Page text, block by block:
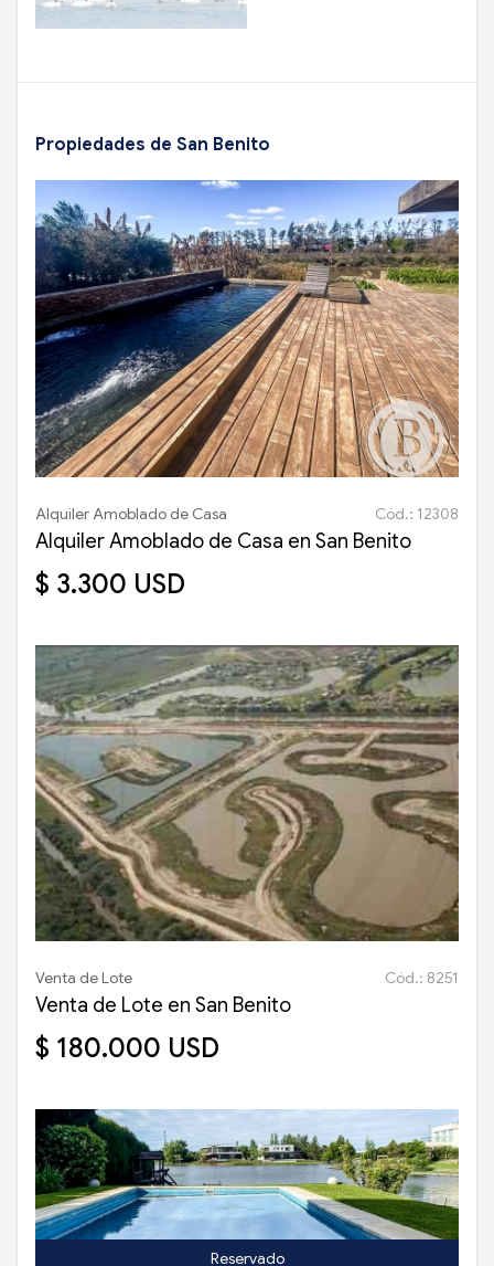
Propiedades de San Benito
Alquiler Amoblado de Casa Cód.: 12308
Alquiler Amoblado de Casa en San Benito
$ 3.300 USD
Venta de Lote Cód.: 8251
Venta de Lote en San Benito
$ 180.000 USD
Reservado